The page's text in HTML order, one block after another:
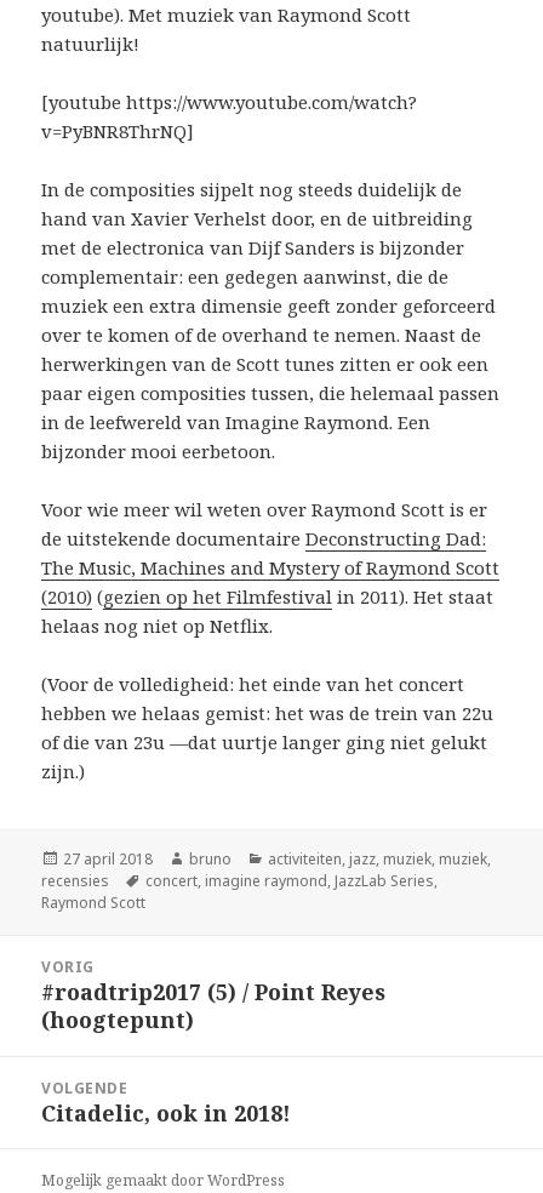
youtube). Met muziek van Raymond Scott
natuurlijk!
[youtube https://www.youtube.com/watch?
v=PyBNR8ThrNQ]
In de composities sijpelt nog steeds duidelijk de
hand van Xavier Verhelst door, en de uitbreiding
met de electronica van Dijf Sanders is bijzonder
complementair: een gedegen aanwinst, die de
muziek een extra dimensie geeft zonder geforceerd
over te komen of de overhand te nemen. Naast de
herwerkingen van de Scott tunes zitten er ook een
paar eigen composities tussen, die helemaal passen
in de leefwereld van Imagine Raymond. Een
bijzonder mooi eerbetoon.
Voor wie meer wil weten over Raymond Scott is er
de uitstekende documentaireDeconstructing Dad:
The Music, Machines and Mystery of Raymond Scott
(2010) (gezien op het Filmfestival in 2011). Het staat
helaas nog niet op Netflix.
(Voor de volledigheid: het einde van het concert
hebben we helaas gemist: het was de trein van 22u
of die van 23u —dat uurtje langer ging niet gelukt
zijn.)
Geplaatst
op
27 april 2018 Auteur
bruno Categorieën
activiteiten, jazz, muziek, muziek,
recensies
Tags
concert, imagine raymond, JazzLab Series,
Raymond Scott
navigatie
VORIG
Vorig
bericht:
#roadtrip2017 (5) / Point Reyes
(hoogtepunt)
VOLGENDE
Volgend
Citadelic, ook in 2018!
Mogelijk gemaakt door WordPress